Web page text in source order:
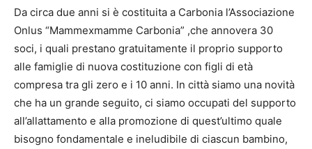
Da circa due anni si è costituita a Carbonia l’Associazione
Onlus “Mammexmamme Carbonia” ,che annovera 30
soci, i quali prestano gratuitamente il proprio supporto
alle famiglie di nuova costituzione con figli di età
compresa tra gli zero e i 10 anni. In città siamo una novità
che ha un grande seguito, ci siamo occupati del supporto
all’allattamento e alla promozione di quest’ultimo quale
bisogno fondamentale e ineludibile di ciascun bambino,